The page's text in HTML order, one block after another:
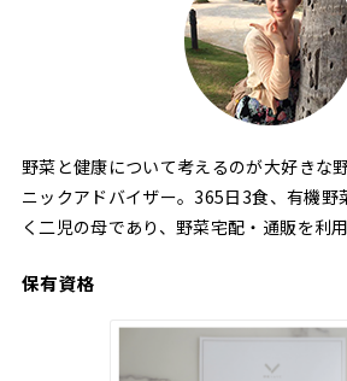
野菜と健康について考えるのが大好きな
ニックアドバイザー。365日3食、有機野
く二児の母であり、野菜宅配・通販を利用
保有資格